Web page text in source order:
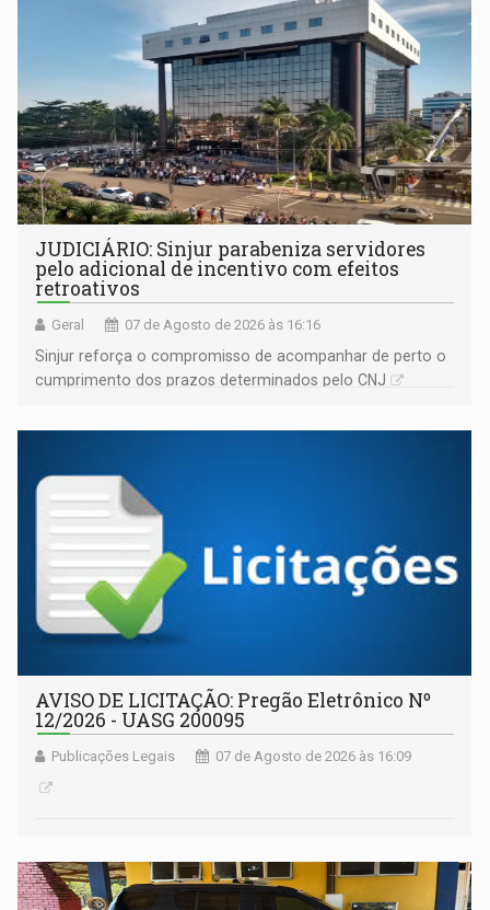
JUDICIÁRIO: Sinjur parabeniza servidores
pelo adicional de incentivo com efeitos
retroativos
Geral 07 de Agosto de 2026 às 16:16
Sinjur reforça o compromisso de acompanhar de perto o
cumprimento dos prazos determinados pelo CNJ
AVISO DE LICITAÇÃO: Pregão Eletrônico Nº
12/2026 - UASG 200095
Publicações Legais 07 de Agosto de 2026 às 16:09